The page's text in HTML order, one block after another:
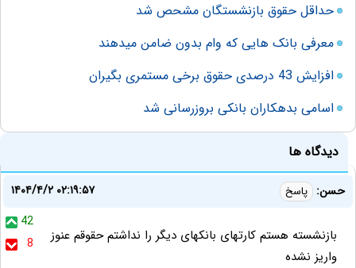
حداقل حقوق بازنشستگان مشحص شد
معرفی بانک هایی که وام بدون ضامن میدهند
افزایش 43 درصدی حقوق برخی مستمری بگیران
اسامی بدهکاران بانکی بروزرسانی شد
دیدگاه ها
حسن: پاسخ
۱۴۰۴/۴/۲ ۰۲:۱۹:۵۷
42
8
بازنشسته هستم کارتهای بانکهای دیگر را نداشتم حقوقم عنوز
واریز نشده